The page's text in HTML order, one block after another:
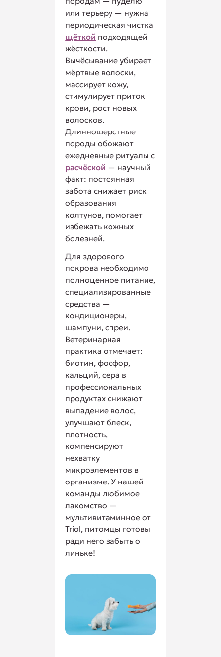
или терьеру — нужна
периодическая чистка
щёткой подходящей
жёсткости.
Вычёсывание убирает
мёртвые волоски,
массирует кожу,
стимулирует приток
крови, рост новых
волосков.
Длинношерстные
породы обожают
ежедневные ритуалы с
расчёской — научный
факт: постоянная
забота снижает риск
образования
колтунов, помогает
избежать кожных
болезней.
Для здорового
покрова необходимо
полноценное питание,
специализированные
средства —
кондиционеры,
шампуни, спреи.
Ветеринарная
практика отмечает:
биотин, фосфор,
кальций, сера в
профессиональных
продуктах снижают
выпадение волос,
улучшают блеск,
плотность,
компенсируют
нехватку
микроэлементов в
организме. У нашей
команды любимое
лакомство —
мультивитаминное от
Triol, питомцы готовы
ради него забыть о
линьке!